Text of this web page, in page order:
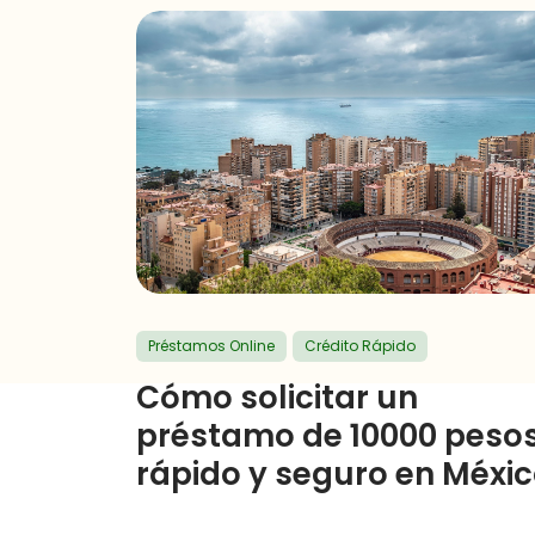
Préstamos Online Crédito Rápido
Cómo solicitar un
préstamo de 10000
rápido y seguro en